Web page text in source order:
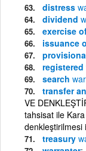
distress
dividend
exercise
issuance
registered
search
transfer
VE
tahsisat ile
denkleştirilmesi
treasury